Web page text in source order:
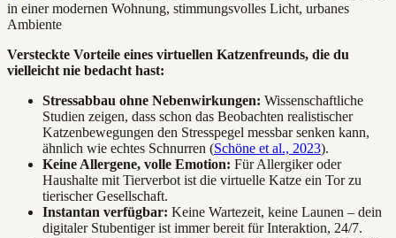
Versteckte Vorteile eines virtuellen Katzenfreunds, die du
vielleicht nie bedacht hast:
Stressabbau ohne Nebenwirkungen: Wissenschaftliche
Studien zeigen, dass schon das Beobachten realistischer
Katzenbewegungen den Stresspegel messbar senken kann,
ähnlich wie echtes Schnurren (Schöne et al., 2023).
Keine Allergene, volle Emotion: Für Allergiker oder
Haushalte mit Tierverbot ist die virtuelle Katze ein Tor zu
tierischer Gesellschaft.
Instantan verfügbar: Keine Wartezeit, keine Launen – dein
digitaler Stubentiger ist immer bereit für Interaktion, 24/7.